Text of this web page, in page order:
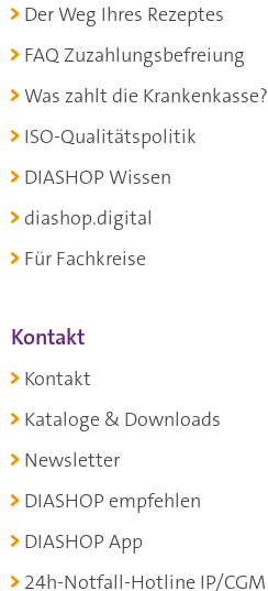
Der Weg Ihres Rezeptes
FAQ Zuzahlungsbefreiung
Was zahlt die Krankenkasse?
ISO-Qualitätspolitik
DIASHOP Wissen
diashop.digital
Für Fachkreise
Kontakt
Kontakt
Kataloge & Downloads
Newsletter
DIASHOP empfehlen
DIASHOP App
24h-Notfall-Hotline IP/CGM